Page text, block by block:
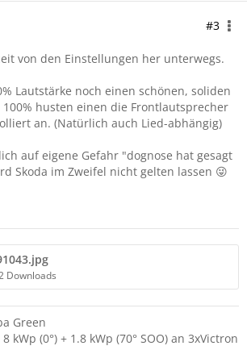
#3
von den Einstellungen her unterwegs.
Lautstärke noch einen schönen, soliden
100% husten einen die Frontlautsprecher
an. (Natürlich auch Lied-abhängig)
auf eigene Gefahr "dognose hat gesagt
Skoda im Zweifel nicht gelten lassen 😜
Downloads
Green
kWp (0°) + 1.8 kWp (70° SOO) an 3xVictron